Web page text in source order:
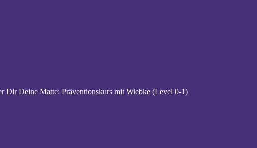
Dir Deine Matte: Präventionskurs mit Wiebke (Level 0-1)